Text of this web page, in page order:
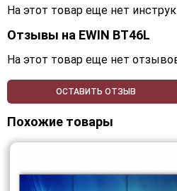
На этот товар еще нет
Отзывы на EWIN BT46L
На этот товар еще нет
ОСТАВИТЬ ОТЗЫВ
Похожие товары